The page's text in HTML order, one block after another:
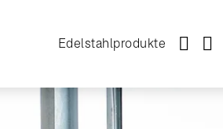
Edelstahlprodukte